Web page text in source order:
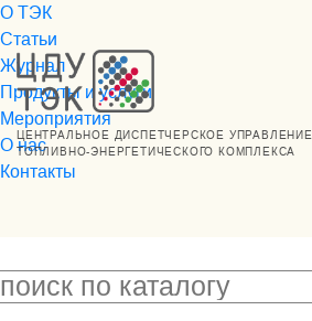
ЦЕНТРАЛЬНОЕ ДИСПЕТЧЕРСКОЕ УПРАВЛЕНИЕ
ТОПЛИВНО-ЭНЕРГЕТИЧЕСКОГО КОМПЛЕКСА
О ТЭК
Статьи
Журнал
Продукты и услуги
Мероприятия
О нас
Контакты